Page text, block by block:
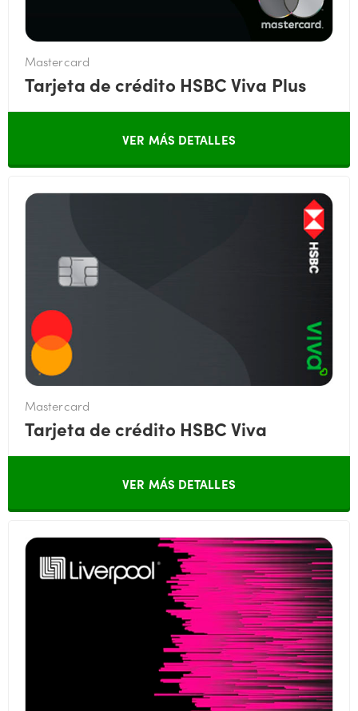
Mastercard
Tarjeta de crédito HSBC Viva Plus
VER MÁS DETALLES
Mastercard
Tarjeta de crédito HSBC Viva
VER MÁS DETALLES